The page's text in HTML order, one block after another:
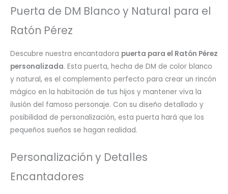
Puerta de DM Blanco y Natural para el
Ratón Pérez
Descubre nuestra encantadora puerta para el Ratón Pérez
personalizada. Esta puerta, hecha de DM de color blanco
y natural, es el complemento perfecto para crear un rincón
mágico en la habitación de tus hijos y mantener viva la
ilusión del famoso personaje. Con su diseño detallado y
posibilidad de personalización, esta puerta hará que los
pequeños sueños se hagan realidad.
Personalización y Detalles
Encantadores